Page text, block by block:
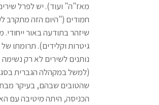
מאז"ה" ועוד). יש לפרל
חמודים ("היום הזה מתקרב
שיזהר בתודעה באור
גיטרות וקלידים). תרומתו
נותנים לשירים לא רק
(למשל במקהלה הגברית
שהטובים שבהם, בעיקר
הכניסה, היתה מיטיבה עם